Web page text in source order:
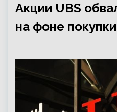
Акции UBS
на фоне